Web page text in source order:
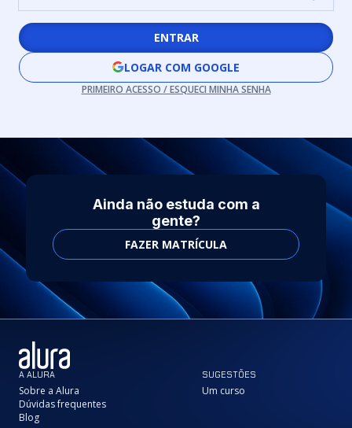
ENTRAR
LOGAR COM GOOGLE
PRIMEIRO ACESSO / ESQUECI MINHA SENHA
Ainda não estuda com a
gente?
FAZER MATRÍCULA
A ALURA
Sobre a Alura
Dúvidas frequentes
Blog
SUGESTÕES
Um curso